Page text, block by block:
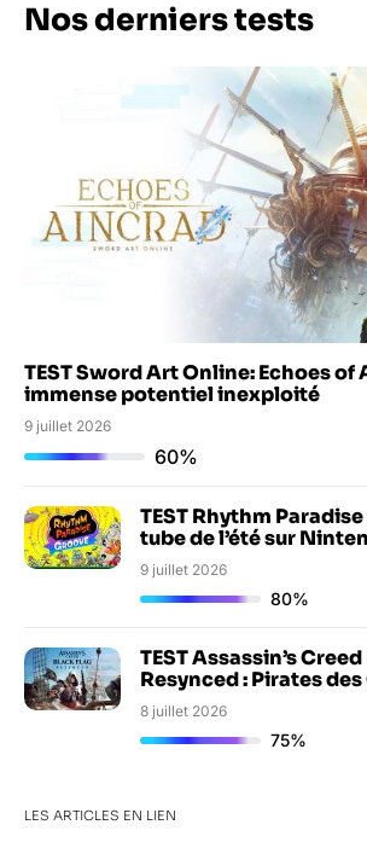
Nos derniers tests
TEST Sword Art Online: Echoes of
immense potentiel inexploité
9 juillet 2026
60%
TEST Rhythm
tube de l’été sur
9 juillet 2026
80%
TEST Assassin’s
Resynced : Pirates
8 juillet 2026
75%
LES ARTICLES EN LIEN